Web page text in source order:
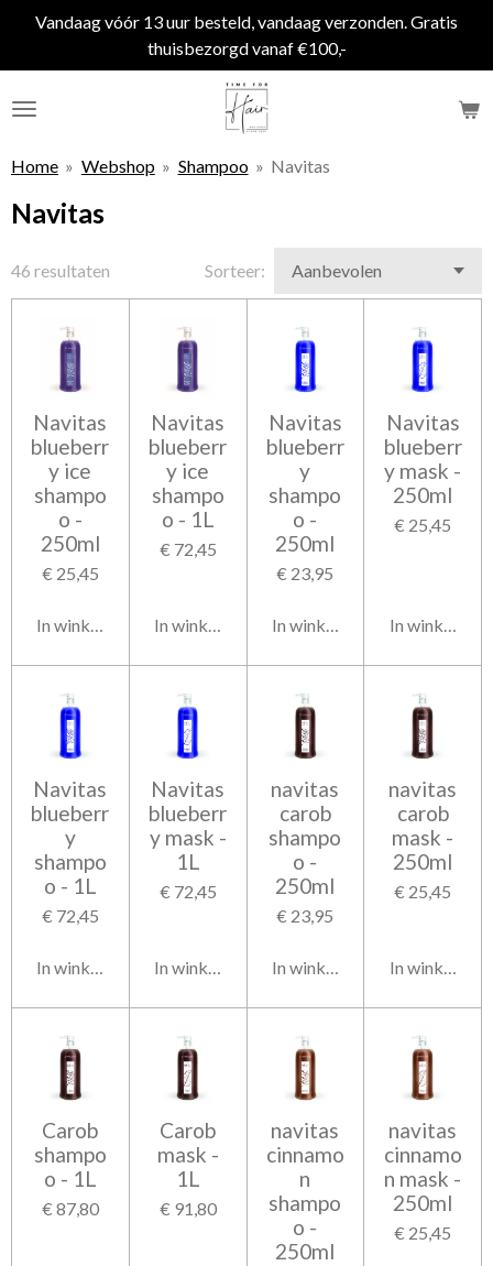
naar
de
Vandaag vóór 13 uur besteld, vandaag verzonden. Gratis
thuisbezorgd vanaf €100,-
Home » Webshop » Shampoo » Navitas
Navitas
46 resultaten Sorteer:
Navitas
blueberr
y ice
shampo
o -
250ml
€ 25,45
In winkelwagen
Navitas
blueberr
y ice
shampo
o - 1L
€ 72,45
In winkelwagen
Navitas
blueberr
y
shampo
o -
250ml
€ 23,95
In winkelwagen
Navitas
blueberr
y mask -
250ml
€ 25,45
In
Navitas
blueberr
y
shampo
o - 1L
€ 72,45
In winkelwagen
Navitas
blueberr
y mask -
1L
€ 72,45
In winkelwagen
navitas
carob
shampo
o -
250ml
€ 23,95
In winkelwagen
navitas
carob
mask -
250ml
€ 25,45
In
Carob
shampo
o - 1L
€ 87,80
Carob
mask -
1L
€ 91,80
navitas
cinnamo
n
shampo
o -
250ml
navitas
cinnamo
n mask -
250ml
€ 25,45